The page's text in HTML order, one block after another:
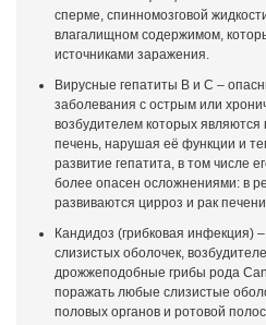
сперме, спинномозговой
влагалищном содержимом,
источниками заражения.
Вирусные гепатиты В и С –
заболевания с острым или
возбудителем которых
печень, нарушая её функции и
развитие гепатита, в том числе
более опасен осложнениями: в
развиваются цирроз и рак
Кандидоз (грибковая инфекция)
слизистых оболочек,
дрожжеподобные грибы рода
поражать любые слизистые
половых органов и ротовой